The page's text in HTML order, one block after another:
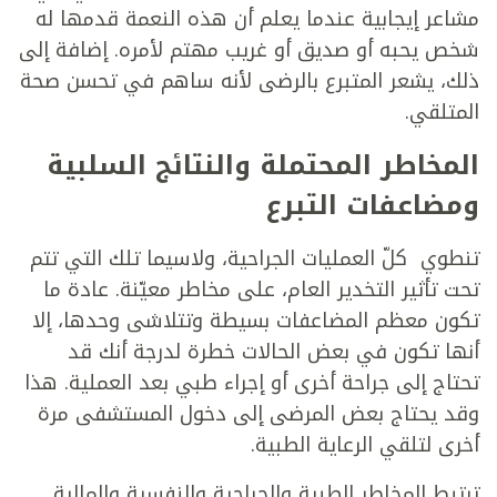
مشاعر إيجابية عندما يعلم أن هذه النعمة قدمها له
شخص يحبه أو صديق أو غريب مهتم لأمره. إضافة إلى
ذلك، يشعر المتبرع بالرضى لأنه ساهم في تحسن صحة
المتلقي.
المخاطر المحتملة والنتائج السلبية
ومضاعفات التبرع
تنطوي كلّ العمليات الجراحية، ولاسيما تلك التي تتم
تحت تأثير التخدير العام، على مخاطر معيّنة. عادة ما
تكون معظم المضاعفات بسيطة وتتلاشى وحدها، إلا
أنها تكون في بعض الحالات خطرة لدرجة أنك قد
تحتاج إلى جراحة أخرى أو إجراء طبي بعد العملية. هذا
وقد يحتاج بعض المرضى إلى دخول المستشفى مرة
أخرى لتلقي الرعاية الطبية.